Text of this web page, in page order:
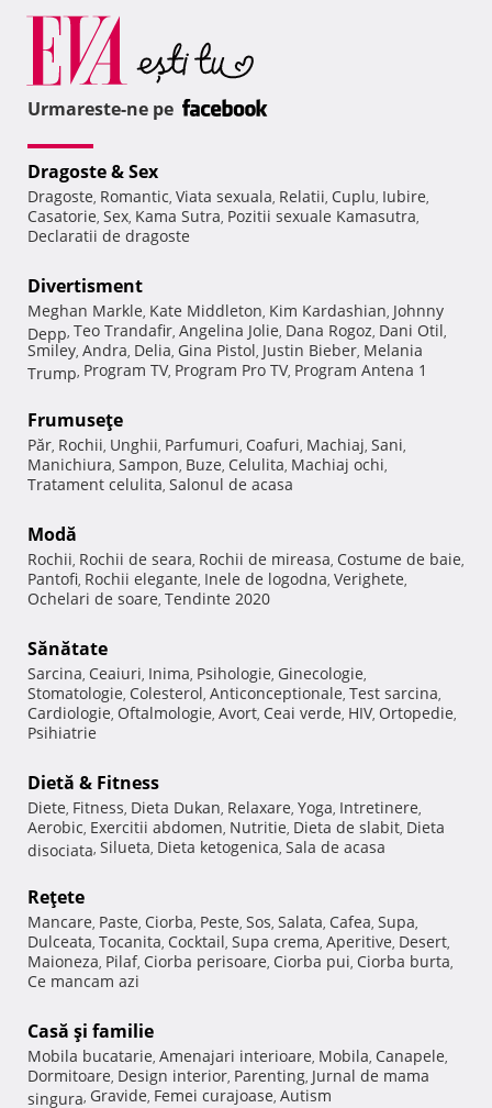
Urmareste-ne pe
Dragoste & Sex
Dragoste, Romantic, Viata sexuala, Relatii, Cuplu, Iubire,
Casatorie, Sex, Kama Sutra, Pozitii sexuale Kamasutra,
Declaratii de dragoste
Divertisment
Meghan Markle, Kate Middleton, Kim Kardashian, Johnny
Depp, Teo Trandafir, Angelina Jolie, Dana Rogoz, Dani Otil,
Smiley, Andra, Delia, Gina Pistol, Justin Bieber, Melania
Trump, Program TV, Program Pro TV, Program Antena 1
Frumuseţe
Păr, Rochii, Unghii, Parfumuri, Coafuri, Machiaj, Sani,
Manichiura, Sampon, Buze, Celulita, Machiaj ochi,
Tratament celulita, Salonul de acasa
Modă
Rochii, Rochii de seara, Rochii de mireasa, Costume de baie,
Pantofi, Rochii elegante, Inele de logodna, Verighete,
Ochelari de soare, Tendinte 2020
Sănătate
Sarcina, Ceaiuri, Inima, Psihologie, Ginecologie,
Stomatologie, Colesterol, Anticonceptionale, Test sarcina,
Cardiologie, Oftalmologie, Avort, Ceai verde, HIV, Ortopedie,
Psihiatrie
Dietă & Fitness
Diete, Fitness, Dieta Dukan, Relaxare, Yoga, Intretinere,
Aerobic, Exercitii abdomen, Nutritie, Dieta de slabit, Dieta
disociata, Silueta, Dieta ketogenica, Sala de acasa
Reţete
Mancare, Paste, Ciorba, Peste, Sos, Salata, Cafea, Supa,
Dulceata, Tocanita, Cocktail, Supa crema, Aperitive, Desert,
Maioneza, Pilaf, Ciorba perisoare, Ciorba pui, Ciorba burta,
Ce mancam azi
Casă şi familie
Mobila bucatarie, Amenajari interioare, Mobila, Canapele,
Dormitoare, Design interior, Parenting, Jurnal de mama
singura, Gravide, Femei curajoase, Autism